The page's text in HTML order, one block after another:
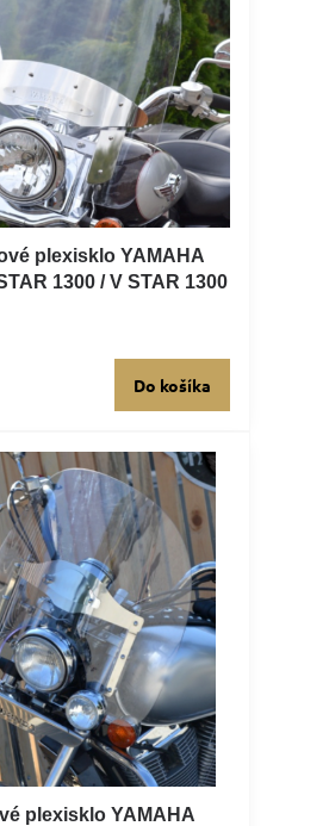
plexisklo YAMAHA
1300 / V STAR 1300
Do košíka
plexisklo YAMAHA